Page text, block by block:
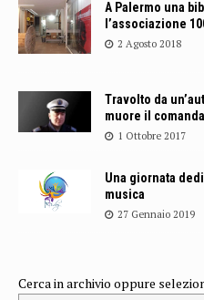
A Palermo una
l’associazione
2 Agosto 2018
Travolto da
muore il
1 Ottobre 2017
Una giornata
musica
27 Gennaio 2019
Cerca in archivio oppure